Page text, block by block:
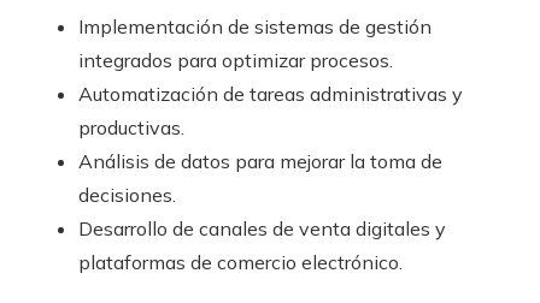
Implementación de sistemas de gestión
integrados para optimizar procesos.
Automatización de tareas administrativas y
productivas.
Análisis de datos para mejorar la toma de
decisiones.
Desarrollo de canales de venta digitales y
plataformas de comercio electrónico.